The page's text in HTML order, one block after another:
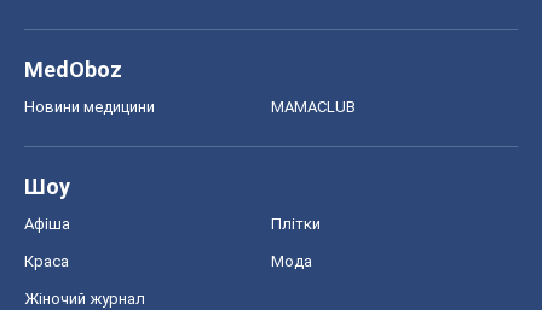
MedOboz
Новини медицини MAMACLUB
Шоу
Афіша Плітки
Краса Мода
Жіночий журнал